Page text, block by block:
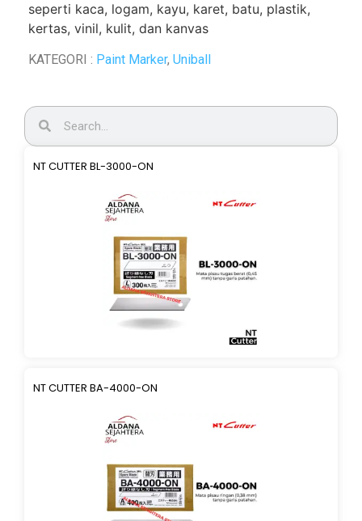
seperti kaca, logam, kayu, karet, batu, plastik,
kertas, vinil, kulit, dan kanvas
KATEGORI : Paint Marker, Uniball
NT CUTTER BL-3000-ON
NT CUTTER BA-4000-ON